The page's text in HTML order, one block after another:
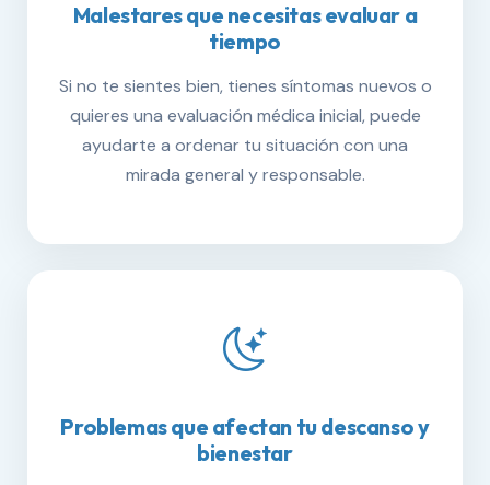
Malestares que necesitas evaluar a
tiempo
Si no te sientes bien, tienes síntomas nuevos o
quieres una evaluación médica inicial, puede
ayudarte a ordenar tu situación con una
mirada general y responsable.
Problemas que afectan tu descanso y
bienestar